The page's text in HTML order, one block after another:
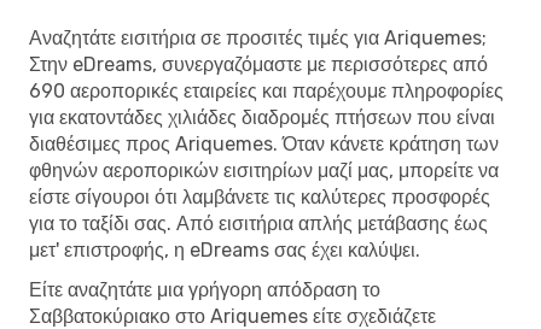
Αναζητάτε εισιτήρια σε προσιτές τιμές για Ariquemes;
Στην eDreams, συνεργαζόμαστε με περισσότερες από
690 αεροπορικές εταιρείες και παρέχουμε πληροφορίες
για εκατοντάδες χιλιάδες διαδρομές πτήσεων που είναι
διαθέσιμες προς Ariquemes. Όταν κάνετε κράτηση των
φθηνών αεροπορικών εισιτηρίων μαζί μας, μπορείτε να
είστε σίγουροι ότι λαμβάνετε τις καλύτερες προσφορές
για το ταξίδι σας. Από εισιτήρια απλής μετάβασης έως
μετ' επιστροφής, η eDreams σας έχει καλύψει.
Είτε αναζητάτε μια γρήγορη απόδραση το
Σαββατοκύριακο στο Ariquemes είτε σχεδιάζετε